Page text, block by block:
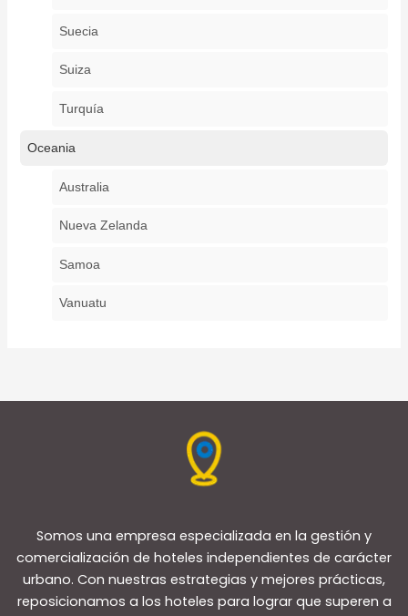
Suecia
Suiza
Turquía
Oceania
Australia
Nueva Zelanda
Samoa
Vanuatu
Somos una empresa especializada en la gestión y
comercialización de hoteles independientes de carácter
urbano. Con nuestras estrategias y mejores prácticas,
reposicionamos a los hoteles para lograr que superen a